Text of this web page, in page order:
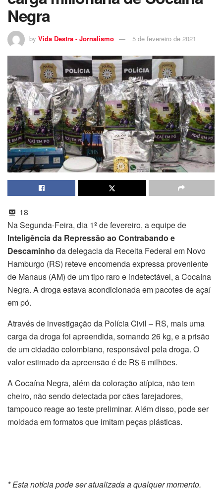
Negra
by Vida Destra - Jornalismo 5 de fevereiro de 2021
18
Na Segunda-Feira, dia 1º de fevereiro, a equipe de
Inteligência da Repressão ao Contrabando e
Descaminho da delegacia da Receita Federal em Novo
Hamburgo (RS) reteve encomenda expressa proveniente
de Manaus (AM) de um tipo raro e indetectável, a Cocaína
Negra. A droga estava acondicionada em pacotes de açaí
em pó.
Através de investigação da Polícia Civil – RS, mais uma
carga da droga foi apreendida, somando 26 kg, e a prisão
de um cidadão colombiano, responsável pela droga. O
valor estimado da apreensão é de R$ 6 milhões.
A Cocaína Negra, além da coloração atípica, não tem
cheiro, não sendo detectada por cães farejadores,
tampouco reage ao teste preliminar. Além disso, pode ser
moldada em formatos que imitam peças plásticas.
* Esta notícia pode ser atualizada a qualquer momento.